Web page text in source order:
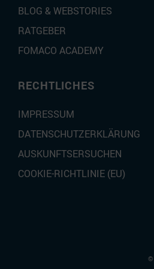
BLOG & WEBSTORIES
RATGEBER
FOMACO ACADEMY
RECHTLICHES
IMPRESSUM
DATENSCHUTZERKLÄRUNG
AUSKUNFTSERSUCHEN
COOKIE-RICHTLINIE (EU)
©